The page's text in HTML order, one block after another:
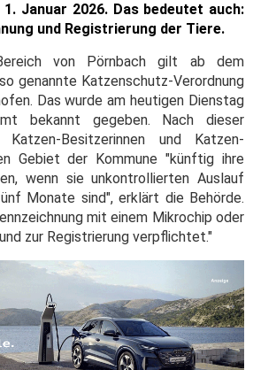
Januar 2026. Das bedeutet auch:
und Registrierung der Tiere.
von Pörnbach gilt ab dem
genannte Katzenschutz-Verordnung
Das wurde am heutigen Dienstag
bekannt gegeben. Nach dieser
Katzen-Besitzerinnen und Katzen-
Gebiet der Kommune "künftig ihre
wenn sie unkontrollierten Auslauf
Monate sind", erklärt die Behörde.
mit einem Mikrochip oder
zur Registrierung verpflichtet."